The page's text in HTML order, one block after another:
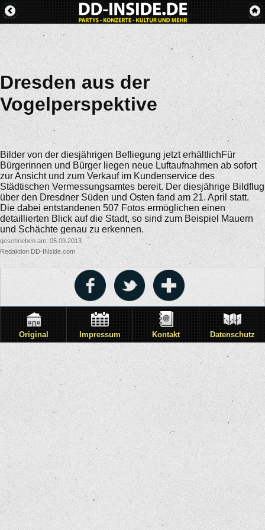
Dresden aus der
Vogelperspektive
Bilder von der diesjährigen Befliegung jetzt erhältlichFür
Bürgerinnen und Bürger liegen neue Luftaufnahmen ab sofort
zur Ansicht und zum Verkauf im Kundenservice des
Städtischen Vermessungsamtes bereit. Der diesjährige Bildflug
über den Dresdner Süden und Osten fand am 21. April statt.
Die dabei entstandenen 507 Fotos ermöglichen einen
detaillierten Blick auf die Stadt, so sind zum Beispiel Mauern
und Schächte genau zu erkennen.
geschrieben am: 05.09.2013
Redaktion DD-INside.com
Original Impressum Kontakt Datenschutz